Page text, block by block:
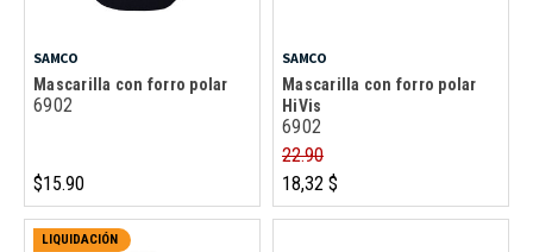
SAMCO
Mascarilla con forro polar
6902
$15.90
SAMCO
Mascarilla con forro polar
HiVis
6902
22.90
18,32 $
LIQUIDACIÓN